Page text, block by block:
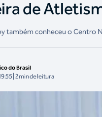
de
também conheceu o Centro
do Brasil
| 2 min de leitura